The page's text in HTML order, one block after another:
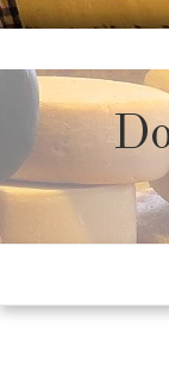
to
content